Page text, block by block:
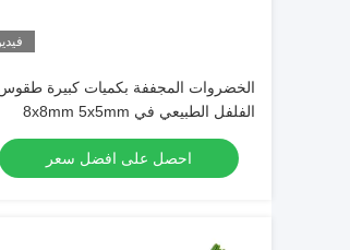
الخضروات المجففة بكميات كبيرة
الفلفل الطبيعي في 8x8mm 5x5mm
3x3mm الأحجام لا المواد المضافة المورد
احصل على افضل سعر